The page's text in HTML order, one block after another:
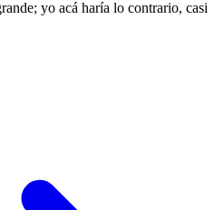
yo acá haría lo contrario, casi